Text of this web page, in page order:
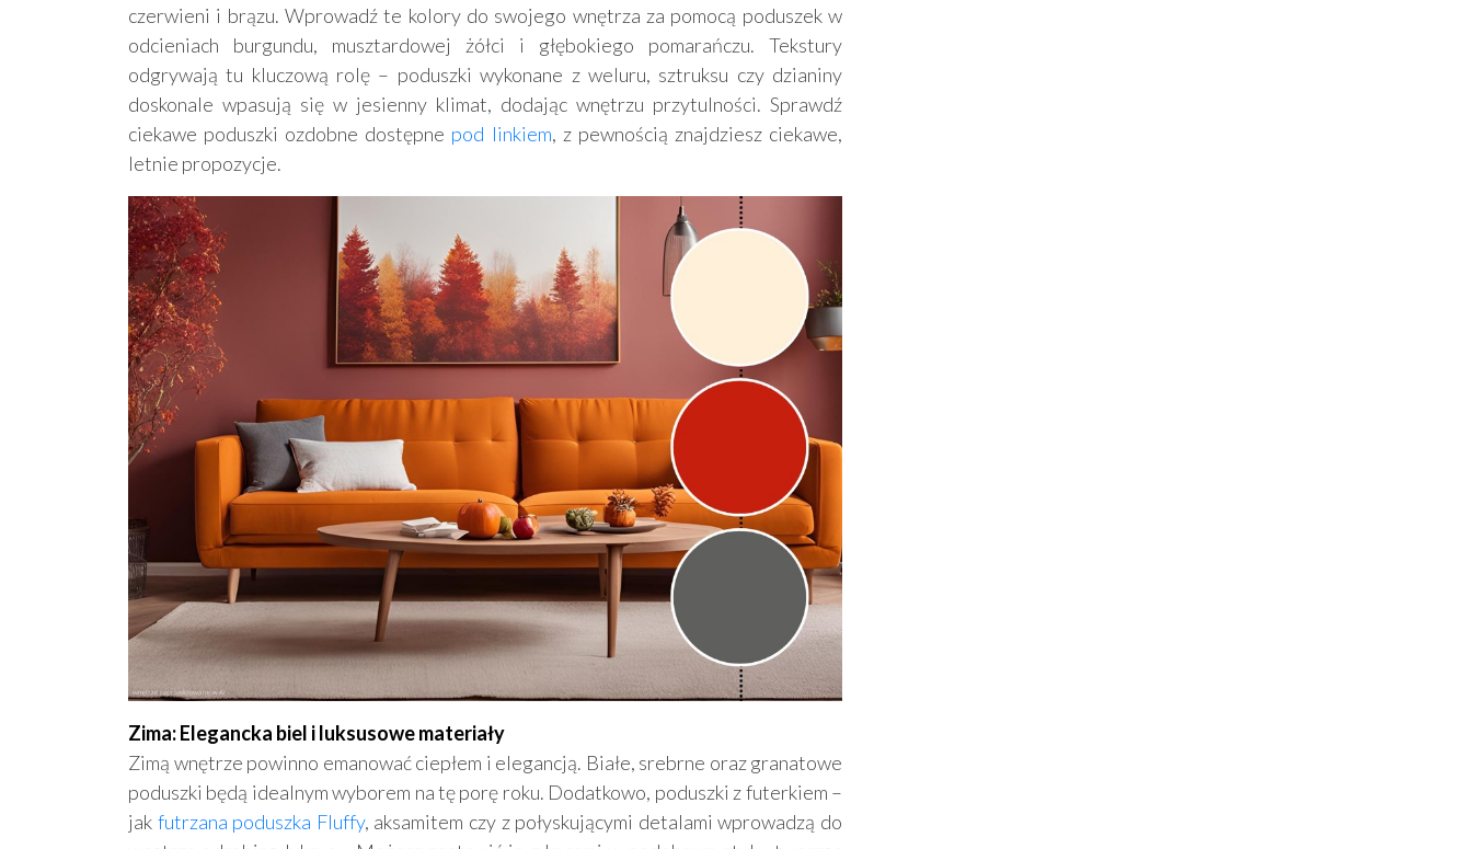
czerwieni i brązu. Wprowadź te kolory do swojego wnętrza za pomocą poduszek w
odcieniach burgundu, musztardowej żółci i głębokiego pomarańczu. Tekstury
odgrywają tu kluczową rolę – poduszki wykonane z weluru, sztruksu czy dzianiny
doskonale wpasują się w jesienny klimat, dodając wnętrzu przytulności. Sprawdź
ciekawe poduszki ozdobne dostępne pod linkiem, z pewnością znajdziesz ciekawe,
letnie propozycje.
Zima: Elegancka biel i luksusowe materiały
Zimą wnętrze powinno emanować ciepłem i elegancją. Białe, srebrne oraz granatowe
poduszki będą idealnym wyborem na tę porę roku. Dodatkowo, poduszki z futerkiem –
jak futrzana poduszka Fluffy, aksamitem czy z połyskującymi detalami wprowadzą do